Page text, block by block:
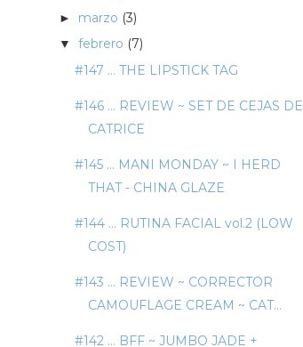
► marzo (3)
▼ febrero (7)
#147 ... THE LIPSTICK TAG
#146 ... REVIEW ~ SET DE CEJAS DE
CATRICE
#145 ... MANI MONDAY ~ I HERD
THAT - CHINA GLAZE
#144 ... RUTINA FACIAL vol.2 (LOW
COST)
#143 ... REVIEW ~ CORRECTOR
CAMOUFLAGE CREAM ~ CAT...
#142 ... BFF ~ JUMBO JADE +